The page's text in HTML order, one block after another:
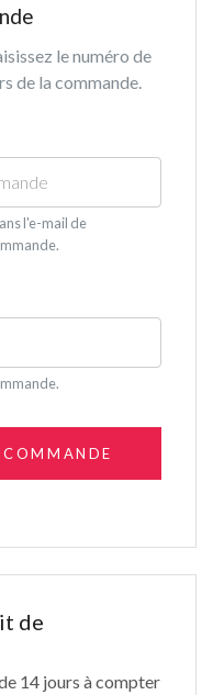
le numéro de
de la commande.
l'e-mail de
COMMANDE
de
14 jours à compter